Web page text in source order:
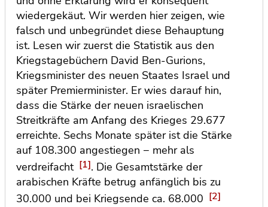
wiedergekäut. Wir werden hier zeigen, wie
falsch und unbegründet diese Behauptung
ist. Lesen wir zuerst die Statistik aus den
Kriegstagebüchern David Ben-Gurions,
Kriegsminister des neuen Staates Israel und
später Premierminister. Er wies darauf hin,
dass die Stärke der neuen israelischen
Streitkräfte am Anfang des Krieges 29.677
erreichte. Sechs Monate später ist die Stärke
auf 108.300 angestiegen − mehr als
verdreifacht [1]. Die Gesamtstärke der
arabischen Kräfte betrug anfänglich bis zu
30.000 und bei Kriegsende ca. 68.000 [2]